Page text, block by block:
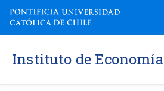
Instituto de Economía